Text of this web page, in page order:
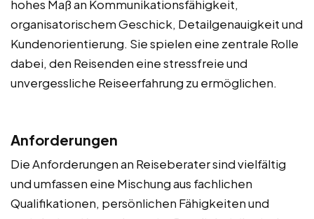
hohes Maß an Kommunikationsfähigkeit,
organisatorischem Geschick, Detailgenauigkeit und
Kundenorientierung. Sie spielen eine zentrale Rolle
dabei, den Reisenden eine stressfreie und
unvergessliche Reiseerfahrung zu ermöglichen.
Anforderungen
Die Anforderungen an Reiseberater sind vielfältig
und umfassen eine Mischung aus fachlichen
Qualifikationen, persönlichen Fähigkeiten und